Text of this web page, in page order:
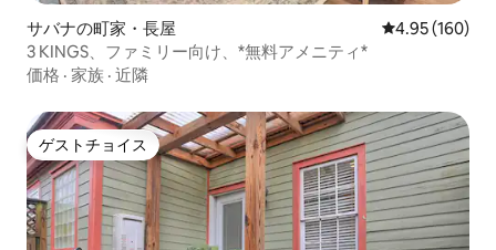
サバナの町家・長屋 レビュー160
4.95 (160)
3 KINGS、ファミリー向け、*無料アメニティ*
価格 · 家族 · 近隣
ゲストチョイス
ゲストチョイス